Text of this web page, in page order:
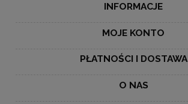
INFORMACJE
MOJE KONTO
PŁATNOŚCI I DOSTAWA
O NAS